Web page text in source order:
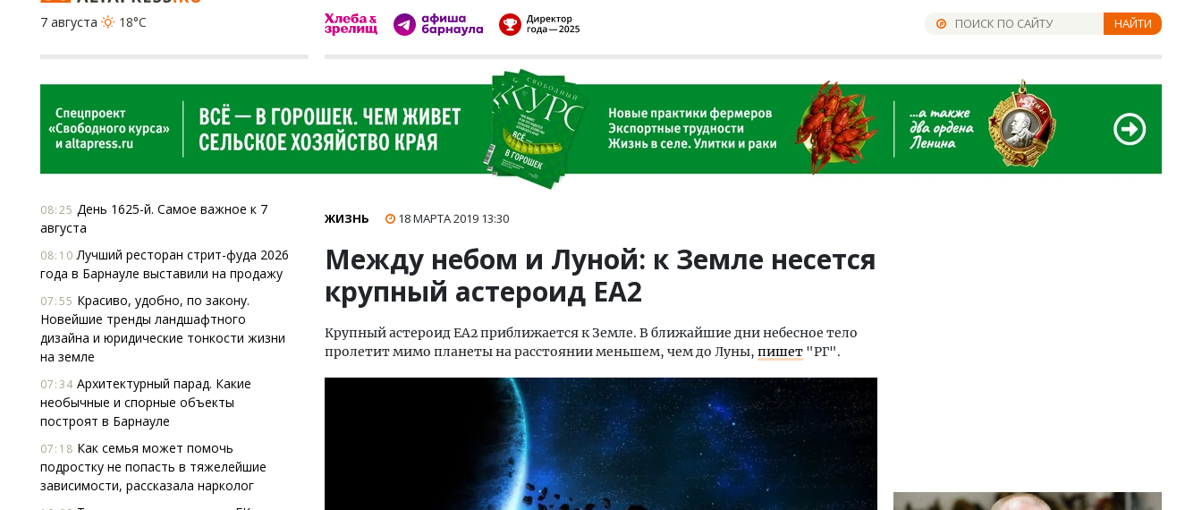
7 августа
18°C НАЙТИ
08:25 День 1625-й. Самое важное к 7
августа
08:10 Лучший ресторан стрит-фуда 2026
года в Барнауле выставили на продажу
07:55 Красиво, удобно, по закону.
Новейшие тренды ландшафтного
дизайна и юридические тонкости жизни
на земле
07:34 Архитектурный парад. Какие
необычные и спорные объекты
построят в Барнауле
07:18 Как семья может помочь
подростку не попасть в тяжелейшие
зависимости, рассказала нарколог
ЖИЗНЬ 18 МАРТА 2019 13:30
Между небом и Луной: к Земле несется
крупный астероид ЕА2
Крупный астероид EA2 приближается к Земле. В ближайшие дни небесное тело
пролетит мимо планеты на расстоянии меньшем, чем до Луны, пишет "РГ".